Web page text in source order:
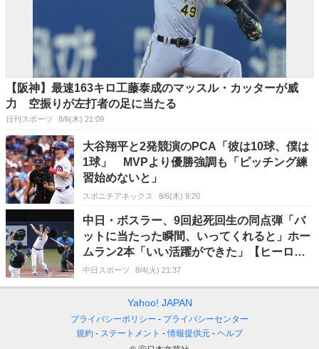
【阪神】最速163キロ工藤泰成のマッスル・カッターが威
力 空振りが左打者の足に当たる
日刊スポーツ 8/6(木) 21:09
大谷翔平と2発競演のPCA「彼は10球、僕は
1球」 MVPより優勝強調も「ピッチング練
習始めないと」
スポニチアネックス 8/6(木) 9:20
中日・ボスラー、9回起死回生の同点弾「バ
ットに当たった瞬間、いってくれると」ホー
ムラン2本「いい活躍ができた」【ヒーロー
インタビュー】
中日スポーツ 8/4(火) 21:37
Yahoo! JAPAN
プライバシーポリシー
プライバシーセンター
規約
ステートメント 情報提供元
ヘルプ